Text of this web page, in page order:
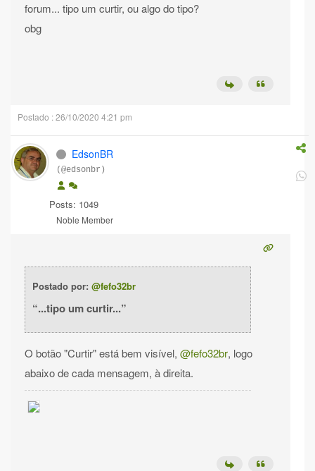
forum... tipo um curtir, ou algo do tipo?
obg
Postado : 26/10/2020 4:21 pm
EdsonBR
(@edsonbr)
Posts: 1049
Noble Member
Postado por: @fefo32br
...tipo um curtir...
O botão "Curtir" está bem visível, @fefo32br, logo
abaixo de cada mensagem, à direita.